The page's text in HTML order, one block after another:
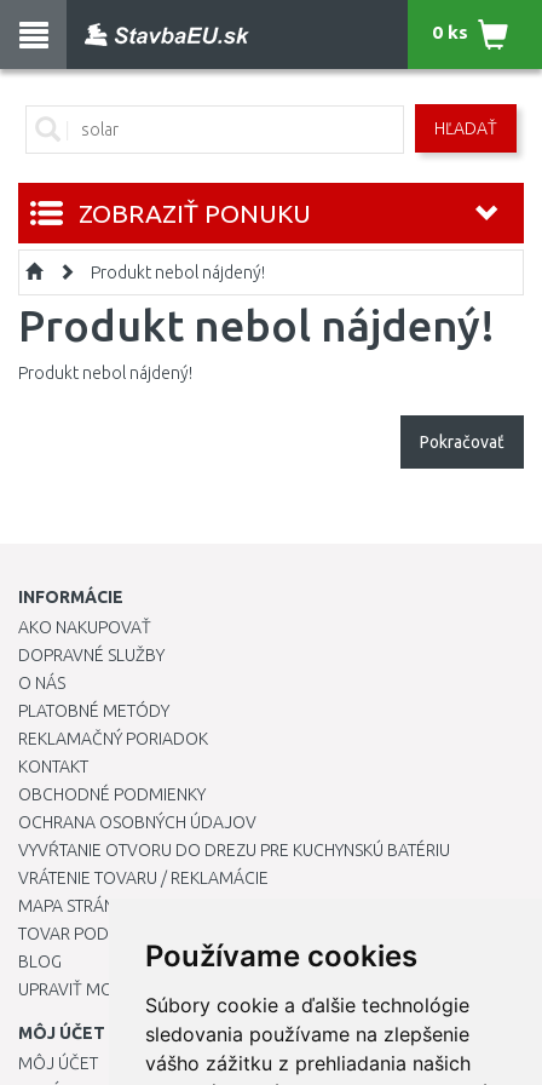
Používame cookies
Súbory cookie a ďalšie technológie
sledovania používame na zlepšenie
vášho zážitku z prehliadania našich
HĽADAŤ
0 ks
ZOBRAZIŤ PONUKU
Produkt nebol nájdený!
Produkt nebol nájdený!
Produkt nebol nájdený!
Pokračovať
INFORMÁCIE
AKO NAKUPOVAŤ
DOPRAVNÉ SLUŽBY
O NÁS
PLATOBNÉ METÓDY
REKLAMAČNÝ PORIADOK
KONTAKT
OBCHODNÉ PODMIENKY
OCHRANA OSOBNÝCH ÚDAJOV
VYVŔTANIE OTVORU DO DREZU PRE KUCHYNSKÚ BATÉRIU
VRÁTENIE TOVARU / REKLAMÁCIE
MAPA STRÁNOK
TOVAR PODĽA ZNAČIEK
BLOG
UPRAVIŤ MOJE PREDVOĽBY COOKIES
MÔJ ÚČET
MÔJ ÚČET